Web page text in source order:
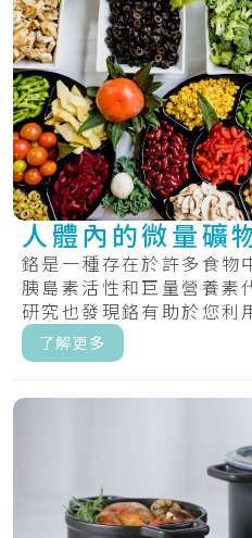
人體內的微量礦
鉻是一種存在於許多食物
胰島素活性和巨量營養素
研究也發現鉻有助於您利
白質.....
了解更多